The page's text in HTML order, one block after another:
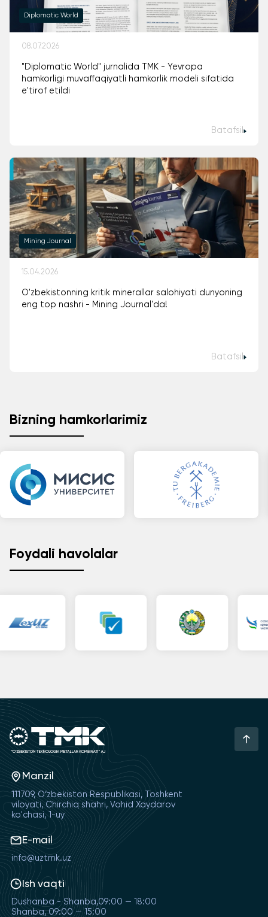
Diplomatic World
08.07.2026
"Diplomatic World" jurnalida TMK - Yevropa
hamkorligi muvaffaqiyatli hamkorlik modeli sifatida
e'tirof etildi
Batafsil
Mining Journal
15.04.2026
O'zbekistonning kritik minerallar salohiyati dunyoning
eng top nashri - Mining Journal'da!
Batafsil
Bizning hamkorlarimiz
Foydali havolalar
Manzil
111709, O‘zbekiston Respublikasi, Toshkent
viloyati, Chirchiq shahri, Vohid Xaydarov
ko'chasi, 1-uy
E-mail
info@uztmk.uz
Ish vaqti
Dushanba - Shanba,09:00 — 18:00
Shanba, 09:00 — 15:00